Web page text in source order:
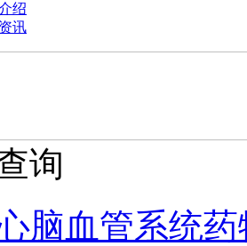
绍
讯
询
脑血管系统药